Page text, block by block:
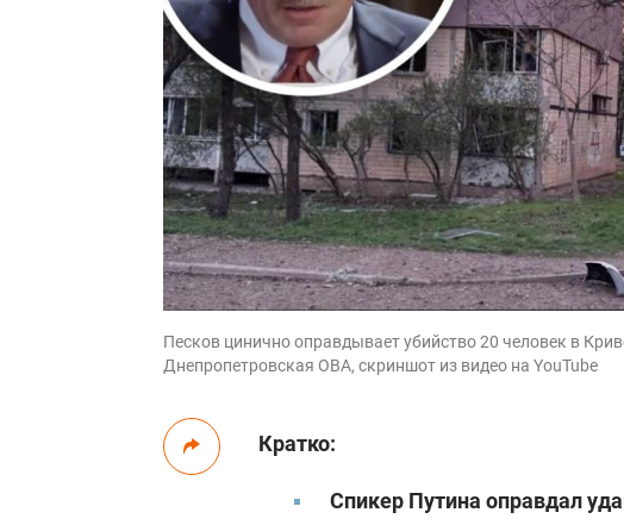
Песков цинично оправдывает убийство 20 человек в
Днепропетровская ОВА, скриншот из видео на YouTube
Кратко:
Спикер Путина оправдал